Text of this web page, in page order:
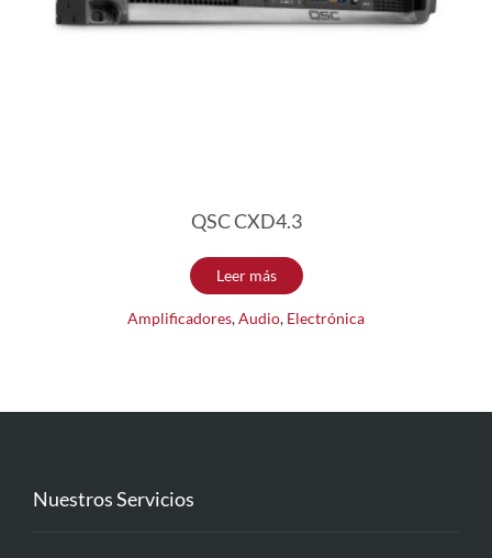
QSC CXD4.3
Leer más
Amplificadores,Audio, Electrónica
Nuestros Servicios